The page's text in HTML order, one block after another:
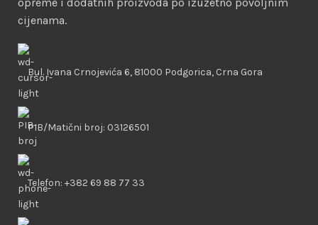
cijenama.
Bul. Ivana Crnojevića 6, 81000 Podgorica, Crna Gora
PIB/Matični broj: 03126501
Telefon: +382 69 88 77 33